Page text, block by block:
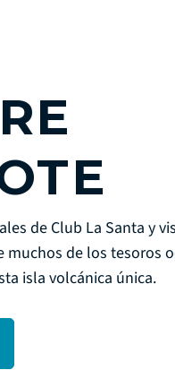
de Club La Santa y
muchos de los tesoros
isla volcánica única.